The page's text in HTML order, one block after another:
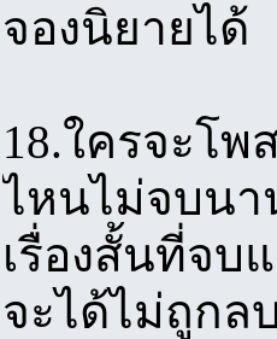
จองนิยายได้
18.ใครจะโพ
ไหนไม่จบนา
เรื่องสั้นที่จบ
จะได้ไม่ถูกล